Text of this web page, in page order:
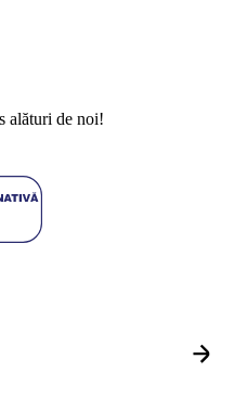
alături de noi!